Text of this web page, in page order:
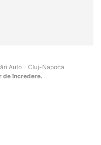
Auto - Cluj-Napoca
de încredere.